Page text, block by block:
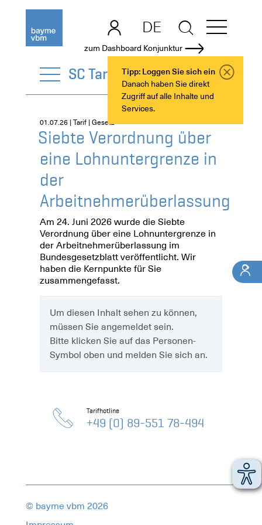
zum Dashboard Konjunktur
Tipp: Loggen Sie sich ein
Danach haben Sie direkt
Zugriff auf alle Inhalte und
Services.
DE
EN
SC Tarif
Tarifhotline
+49 (0) 89-551 78-494
01.07.26 | Tarif | Gesetz
Siebte Verordnung über
eine Lohnuntergrenze in
der
Arbeitnehmerüberlassung
Am 24. Juni 2026 wurde die Siebte
Verordnung über eine Lohnuntergrenze in
der Arbeitnehmerüberlassung im
Bundesgesetzblatt veröffentlicht. Wir
haben die Kernpunkte für Sie
zusammengefasst.
Um diesen Inhalt sehen zu können,
müssen Sie angemeldet sein.
Bitte klicken Sie auf das Personen-
Symbol oben und melden Sie sich an.
© bayme vbm 2026